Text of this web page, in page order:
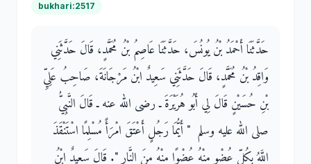
bukhari:2517
حَدَّثَنَا أَحْمَدُ بْنُ يُونُسَ، حَدَّثَنَا عَاصِمُ بْنُ مُحَمَّدٍ، قَالَ حَدَّثَنِي
وَاقِدُ بْنُ مُحَمَّدٍ، قَالَ حَدَّثَنِي سَعِيدٌ ابْنُ مَرْجَانَةَ، صَاحِبُ عَلِيِّ
بْنِ حُسَيْنٍ قَالَ لِي أَبُو هُرَيْرَةَ ـ رضى الله عنه ـ قَالَ النَّبِيُّ
صلى الله عليه وسلم ‏ "‏ أَيُّمَا رَجُلٍ أَعْتَقَ امْرَأً مُسْلِمًا اسْتَنْقَذَ
اللَّهُ بِكُلِّ عُضْوٍ مِنْهُ عُضْوًا مِنْهُ مِنَ النَّارِ ‏"‏‏.‏ قَالَ سَعِيدٌ ابْنُ